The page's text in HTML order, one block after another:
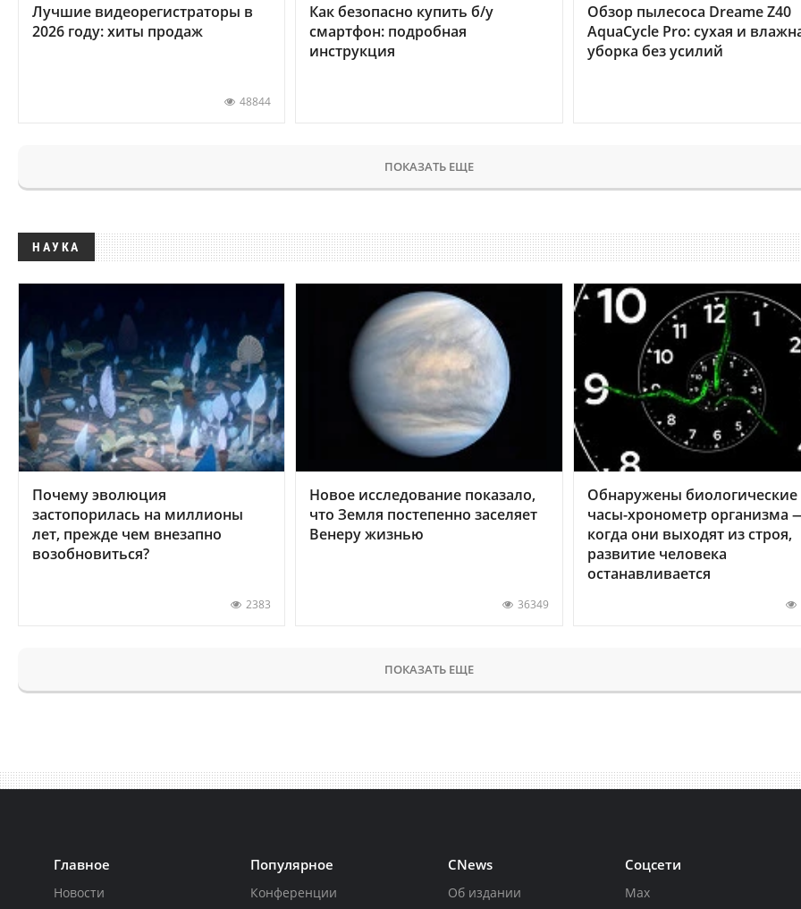
Лучшие видеорегистраторы в
2026 году: хиты продаж
48844
Как безопасно купить б/у
смартфон: подробная
инструкция
Обзор пылесоса Dreame Z40
AquaCycle Pro: сухая и
уборка без усилий
ПОКАЗАТЬ ЕЩЕ
НАУКА
Почему эволюция
застопорилась на миллионы
лет, прежде чем внезапно
возобновиться?
2383
Новое исследование показало,
что Земля постепенно заселяет
Венеру жизнью
36349
Обнаружены биологические
часы-хронометр организма
когда они выходят из строя,
развитие человека
останавливается
ПОКАЗАТЬ ЕЩЕ
Главное
Новости
Популярное
Конференции
CNews
Об издании
Соцсети
Max